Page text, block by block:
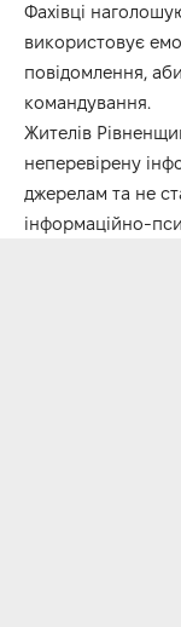
Фахівці
використовує
повідомлення,
командування.
Жителів
неперевірену
джерелам та не
інформаційно-